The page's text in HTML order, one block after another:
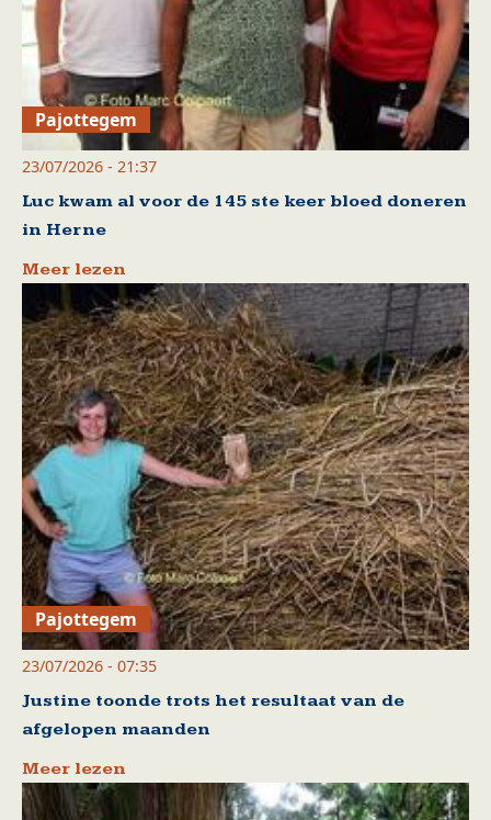
Pajottegem
23/07/2026 - 21:37
Luc kwam al voor de 145 ste keer bloed doneren
in Herne
Meer lezen
Pajottegem
23/07/2026 - 07:35
Justine toonde trots het resultaat van de
afgelopen maanden
Meer lezen